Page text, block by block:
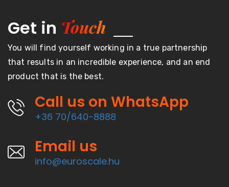
Get in Touch
You will find yourself working in a true partnership
that results in an incredible experience, and an end
product that is the best.
Call us on WhatsApp
+36 70/640-8888
Email us
info@euroscale.hu